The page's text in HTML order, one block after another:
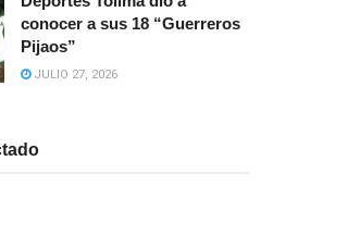
conocer a sus 18 “Guerreros
Pijaos”
JULIO 27, 2026